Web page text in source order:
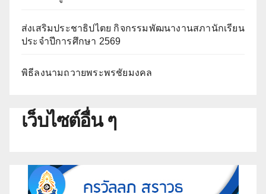
ส่งเสริมประชาธิปไตย กิจกรรมพัฒนางานสภานักเรียน
ประจำปีการศึกษา 2569
พิธีลงนามถวายพระพรชัยมงคล
เว็บไซต์อื่น ๆ